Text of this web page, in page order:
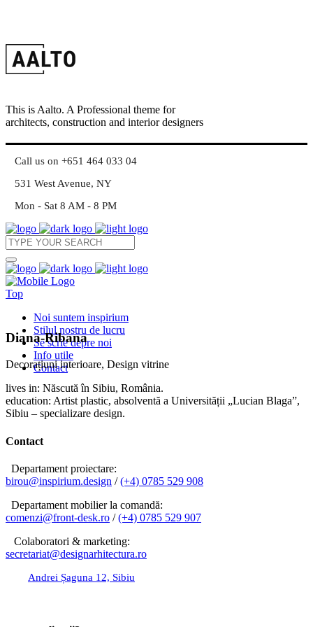
This is Aalto. A Professional theme for
architects, construction and interior designers
Call us on +651 464 033 04
531 West Avenue, NY
Mon - Sat 8 AM - 8 PM
Top
Noi suntem inspirium
Stilul nostru de lucru
Se scrie depre noi
Info utile
Contact
Diana-Ribana
Decorațiuni interioare, Design vitrine
lives in: Născută în Sibiu, România.
education: Artist plastic, absolventă a Universității „Lucian Blaga”,
Sibiu – specializare design.
Contact
Departament proiectare:
birou@inspirium.design /(+4) 0785 529 908
Departament mobilier la comandă:
comenzi@front-desk.ro /(+4) 0785 529 907
Colaboratori & marketing:
secretariat@designarhitectura.ro
Andrei Șaguna 12, Sibiu